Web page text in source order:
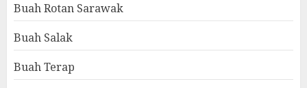
Buah Rotan Sarawak
Buah Salak
Buah Terap